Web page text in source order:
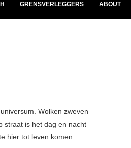
GRENSVERLEGGERS ABOUT
Wolken zweven
straat is het dag en nacht
hier tot leven komen.